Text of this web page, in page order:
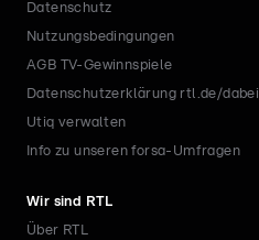
Datenschutz
Nutzungsbedingungen
AGB TV-Gewinnspiele
Datenschutzerklärung rtl.de/dabei
Utiq verwalten
Info zu unseren forsa-Umfragen
Wir sind RTL
Über RTL